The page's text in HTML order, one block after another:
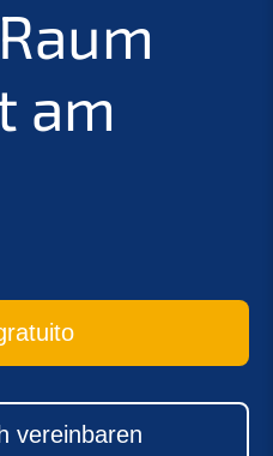
am
vereinbaren